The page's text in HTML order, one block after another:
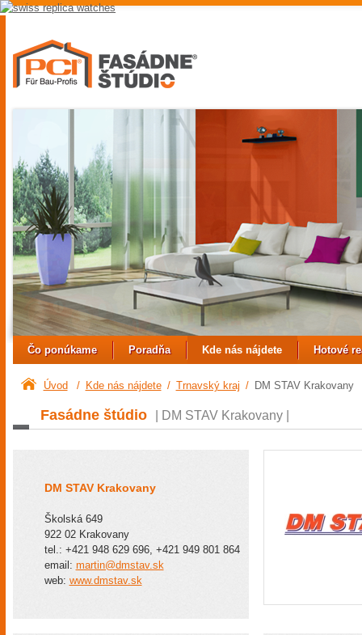
watch
watches
watches
Čo ponúkame Poradňa Kde nás nájdete Hotové
Úvod / Kde nás nájdete / Trnavský kraj / DM STAV Krakovany
Fasádne štúdio | DM STAV Krakovany |
DM STAV Krakovany
Školská 649
922 02 Krakovany
tel.: +421 948 629 696, +421 949 801 864
email: martin@dmstav.sk
web: www.dmstav.sk